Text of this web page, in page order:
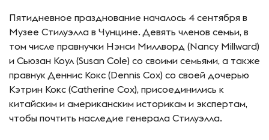
Пятидневное празднование началось 4 сентября в
Музее Стилуэлла в Чунцине. Девять членов семьи, в
том числе правнучки Нэнси Миллворд (Nancy Millward)
и Сьюзан Коул (Susan Cole) со своими семьями, а также
правнук Деннис Кокс (Dennis Cox) со своей дочерью
Кэтрин Кокс (Catherine Cox), присоединились к
китайским и американским историкам и экспертам,
чтобы почтить наследие генерала Стилуэлла.